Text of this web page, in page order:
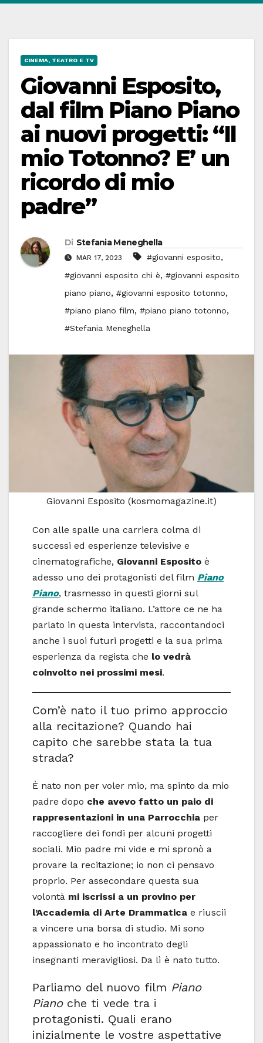
CINEMA, TEATRO E TV
Giovanni Esposito,
dal film Piano Piano
ai nuovi progetti: “Il
mio Totonno? E’ un
ricordo di mio
padre”
Di Stefania Meneghella
MAR 17, 2023 #giovanni esposito,
#giovanni esposito chi è, #giovanni esposito
piano piano, #giovanni esposito totonno,
#piano piano film, #piano piano totonno,
#Stefania Meneghella
Giovanni Esposito (kosmomagazine.it)
Con alle spalle una carriera colma di
successi ed esperienze televisive e
cinematografiche, Giovanni Esposito è
adesso uno dei protagonisti del film Piano
Piano, trasmesso in questi giorni sul
grande schermo italiano. L’attore ce ne ha
parlato in questa intervista, raccontandoci
anche i suoi futuri progetti e la sua prima
esperienza da regista che lo vedrà
coinvolto nei prossimi mesi.
Com’è nato il tuo primo approccio
alla recitazione? Quando hai
capito che sarebbe stata la tua
strada?
È nato non per voler mio, ma spinto da mio
padre dopo che avevo fatto un paio di
rappresentazioni in una Parrocchia per
raccogliere dei fondi per alcuni progetti
sociali. Mio padre mi vide e mi spronò a
provare la recitazione; io non ci pensavo
proprio. Per assecondare questa sua
volontà mi iscrissi a un provino per
l’Accademia di Arte Drammatica e riuscii
a vincere una borsa di studio. Mi sono
appassionato e ho incontrato degli
insegnanti meravigliosi. Da lì è nato tutto.
Parliamo del nuovo film Piano
Pianoche ti vede tra i
protagonisti. Quali erano
inizialmente le vostre aspettative